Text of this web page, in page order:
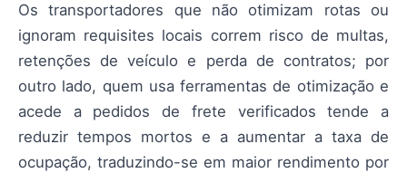
Os transportadores que não otimizam rotas ou
ignoram requisites locais correm risco de multas,
retenções de veículo e perda de contratos; por
outro lado, quem usa ferramentas de otimização e
acede a pedidos de frete verificados tende a
reduzir tempos mortos e a aumentar a taxa de
ocupação, traduzindo-se em maior rendimento por